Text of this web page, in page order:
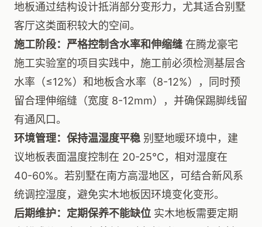
地板通过结构设计抵消部分变形力，尤其适合别墅
客厅这类面积较大的空间。
施工阶段：严格控制含水率和伸缩缝 在腾龙豪宅
施工实验室的项目实践中，施工前必须检测基层含
水率（≤12%）和地板含水率（8-12%），同时预
留合理伸缩缝（宽度 8-12mm），并确保踢脚线留
有通风口。
环境管理：保持温湿度平稳 别墅地暖环境中，建
议地板表面温度控制在 20-25℃，相对湿度在
40-60%。若别墅在南方高湿地区，可结合新风系
统调控湿度，避免实木地板因环境变化变形。
后期维护：定期保养不能缺位 实木地板需要定期